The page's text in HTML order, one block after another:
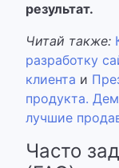
результат.
Читай также:
разработку
клиента и
продукта.
лучшие
Часто